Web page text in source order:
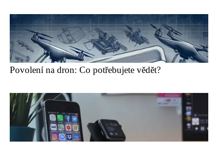
Povolení na dron: Co potřebujete vědět?